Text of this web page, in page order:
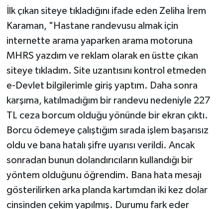
İlk çıkan siteye tıkladığını ifade eden Zeliha İrem
Karaman, "Hastane randevusu almak için
internette arama yaparken arama motoruna
MHRS yazdım ve reklam olarak en üstte çıkan
siteye tıkladım. Site uzantısını kontrol etmeden
e-Devlet bilgilerimle giriş yaptım. Daha sonra
karşıma, katılmadığım bir randevu nedeniyle 227
TL ceza borcum olduğu yönünde bir ekran çıktı.
Borcu ödemeye çalıştığım sırada işlem başarısız
oldu ve bana hatalı şifre uyarısı verildi. Ancak
sonradan bunun dolandırıcıların kullandığı bir
yöntem olduğunu öğrendim. Bana hata mesajı
gösterilirken arka planda kartımdan iki kez dolar
cinsinden çekim yapılmış. Durumu fark eder